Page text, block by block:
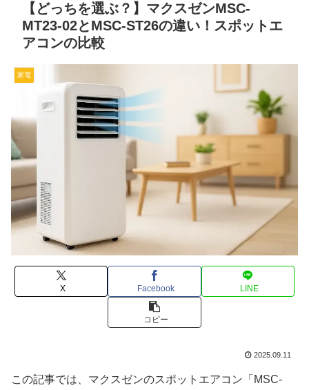
【どっちを選ぶ？】マクスゼンMSC-
MT23-02とMSC-ST26の違い！スポットエ
アコンの比較
家電
X Facebook LINE
コピー
2025.09.11
この記事では、マクスゼンのスポットエアコン「MSC-